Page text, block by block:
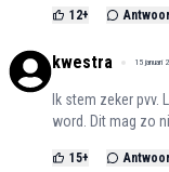
12+
kwestra 15 januari
Ik stem zeker
word. Dit mag zo
15+